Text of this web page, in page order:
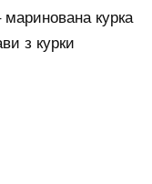
курка
з курки